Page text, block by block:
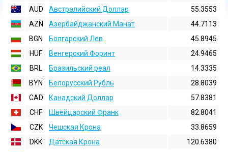
AUD
Австралийский Доллар
55.3553
AZN
Азербайджанский Манат
44.7113
BGN
Болгарский Лев
45.8945
HUF
Венгерский Форинт
24.9465
BRL
Бразильский реал
14.3335
BYN
Белорусский Рубль
28.8039
CAD
Канадский Доллар
57.8381
CHF
Швейцарский Франк
82.8041
CZK
Чешская Крона
33.8659
DKK
Датская Крона
120.6380